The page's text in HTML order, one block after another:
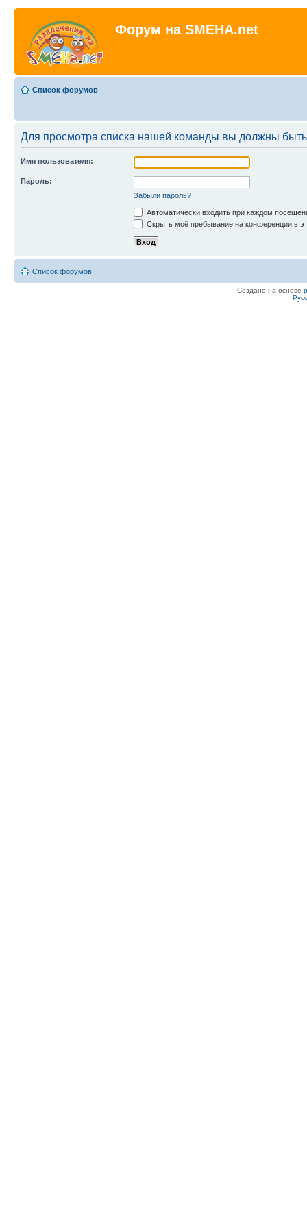
Форум на SMEHA.net
Список форумов
Для просмотра списка нашей команды вы должны
Имя пользователя:
Пароль:
Забыли пароль?
Автоматически входить при каждом
Скрыть моё пребывание на конференции в
Список форумов
Создано на основе